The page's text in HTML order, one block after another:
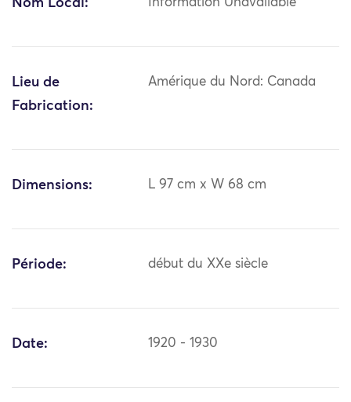
Nom Local: Information Unavailable
Lieu de
Fabrication:
Amérique du Nord: Canada
Dimensions: L 97 cm x W 68 cm
Période: début du XXe siècle
Date: 1920 - 1930